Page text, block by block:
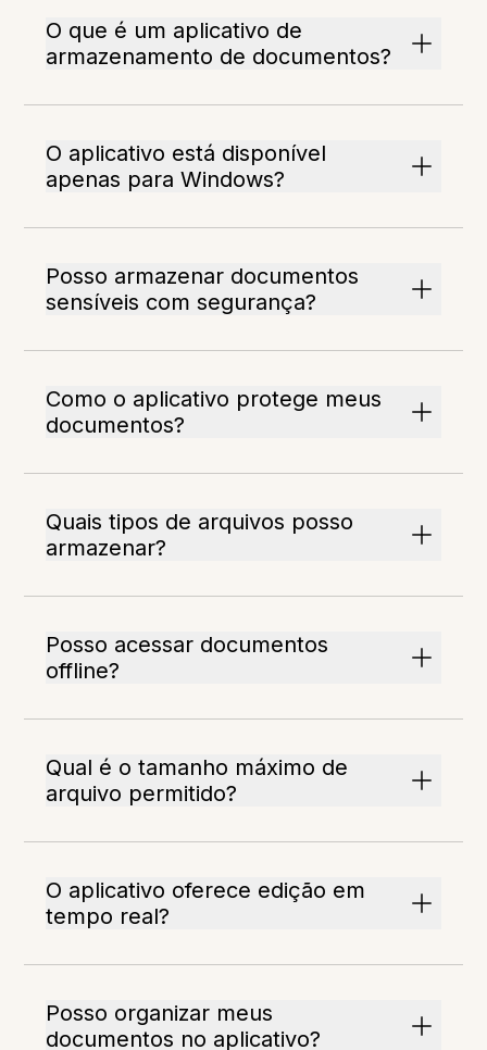
O que é um aplicativo de
armazenamento de documentos?
O aplicativo está disponível
apenas para Windows?
Posso armazenar documentos
sensíveis com segurança?
Como o aplicativo protege meus
documentos?
Quais tipos de arquivos posso
armazenar?
Posso acessar documentos
offline?
Qual é o tamanho máximo de
arquivo permitido?
O aplicativo oferece edição em
tempo real?
Posso organizar meus
documentos no aplicativo?